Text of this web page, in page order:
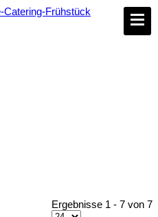
Ergebnisse 1 - 7 von 7